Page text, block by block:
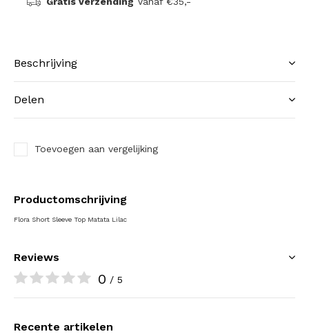
Beschrijving
Delen
Toevoegen aan vergelijking
Productomschrijving
Flora Short Sleeve Top Matata Lilac
Reviews
0 / 5
Recente artikelen